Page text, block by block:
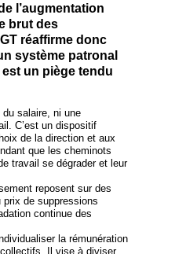
l’augmentation
brut des
réaffirme donc
système patronal
un piège tendu
du salaire, ni une
C’est un dispositif
de la direction et aux
que les cheminots
travail se dégrader et leur
reposent sur des
de suppressions
continue des
la rémunération
Il vise à diviser